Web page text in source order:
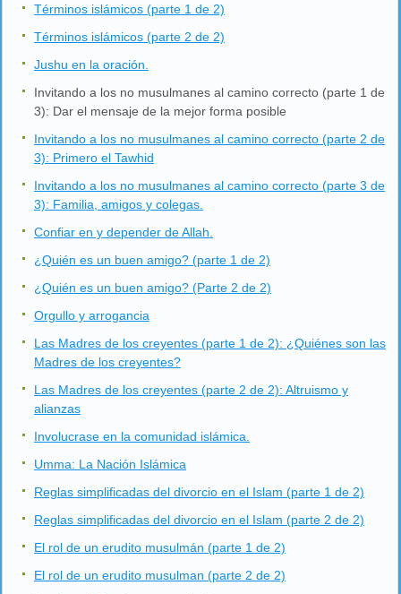
Términos islámicos (parte 1 de 2)
Términos islámicos (parte 2 de 2)
Jushu en la oración.
Invitando a los no musulmanes al camino correcto (parte 1 de
3): Dar el mensaje de la mejor forma posible
Invitando a los no musulmanes al camino correcto (parte 2 de
3): Primero el Tawhid
Invitando a los no musulmanes al camino correcto (parte 3 de
3): Familia, amigos y colegas.
Confiar en y depender de Allah.
¿Quién es un buen amigo? (parte 1 de 2)
¿Quién es un buen amigo? (Parte 2 de 2)
Orgullo y arrogancia
Las Madres de los creyentes (parte 1 de 2): ¿Quiénes son las
Madres de los creyentes?
Las Madres de los creyentes (parte 2 de 2): Altruismo y
alianzas
Involucrase en la comunidad islámica.
Umma: La Nación Islámica
Reglas simplificadas del divorcio en el Islam (parte 1 de 2)
Reglas simplificadas del divorcio en el Islam (parte 2 de 2)
El rol de un erudito musulmán (parte 1 de 2)
El rol de un erudito musulman (parte 2 de 2)